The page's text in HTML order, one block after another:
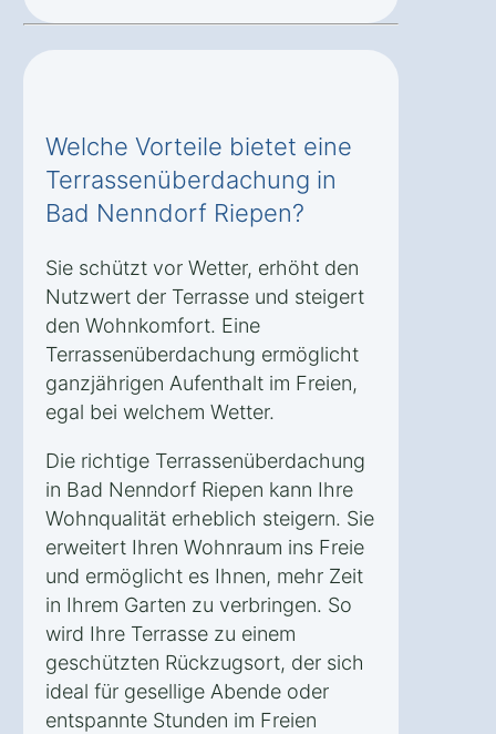
Welche Vorteile bietet eine
Terrassenüberdachung in
Bad Nenndorf Riepen?
Sie schützt vor Wetter, erhöht den
Nutzwert der Terrasse und steigert
den Wohnkomfort. Eine
Terrassenüberdachung ermöglicht
ganzjährigen Aufenthalt im Freien,
egal bei welchem Wetter.
Die richtige Terrassenüberdachung
in Bad Nenndorf Riepen kann Ihre
Wohnqualität erheblich steigern. Sie
erweitert Ihren Wohnraum ins Freie
und ermöglicht es Ihnen, mehr Zeit
in Ihrem Garten zu verbringen. So
wird Ihre Terrasse zu einem
geschützten Rückzugsort, der sich
ideal für gesellige Abende oder
entspannte Stunden im Freien